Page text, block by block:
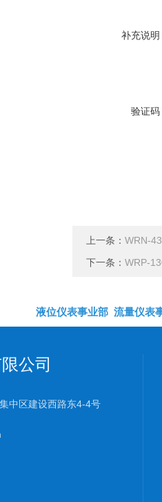
补充说明
验证码
上一条： WRN-
下一条： WRP-
液位仪表事业部 流量仪表
公司
中区建设西路东4-4号